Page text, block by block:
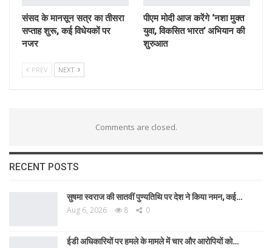
संसद के मानसून सत्र का तीसरा
सप्ताह शुरू, कई विधेयकों पर
नजर
पीएम मोदी आज करेंगे ‘नशा मुक्त
युवा, विकसित भारत’ अभियान की
शुरुआत
PREV NEXT
Comments are closed.
RECENT POSTS
सुषमा स्वराज की सातवीं पुण्यतिथि पर देश ने किया नमन, कई…
Aug 6, 2026 8 0
ईडी अधिकारियों पर हमले के मामले में चार और आरोपियों को…